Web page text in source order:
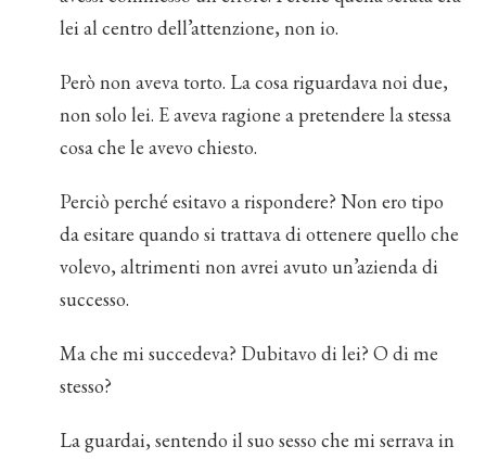
lei al centro dell’attenzione, non io.
Però non aveva torto. La cosa riguardava noi due,
non solo lei. E aveva ragione a pretendere la stessa
cosa che le avevo chiesto.
Perciò perché esitavo a rispondere? Non ero tipo
da esitare quando si trattava di ottenere quello che
volevo, altrimenti non avrei avuto un’azienda di
successo.
Ma che mi succedeva? Dubitavo di lei? O di me
stesso?
La guardai, sentendo il suo sesso che mi serrava in